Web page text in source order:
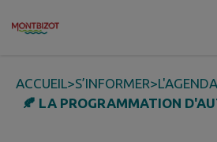
Contenu
ACCUEIL>S’INFORMER>L'AGENDA
🍂 LA PROGRAMMATION